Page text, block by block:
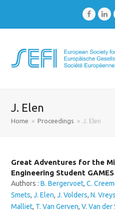
J. Elen
Home » Proceedings » J. Elen
Great Adventures for the
Engineering Student GAMES
Authors :B. Bergervoet,C.
Smets,J. Elen,J. Volders,N.
Malliet, T. Van Gerven,V. Van der